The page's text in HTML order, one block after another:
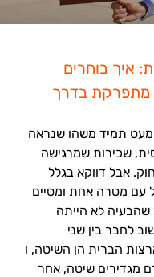
איך בוחרים
בדרך
תמיד משהו שנראה
שכירות שמרגישה
אבל דווקא בגלל
מטרה אחת ומסיים
לא הייתה
לחבר בין שני
הברית הן השיטה, ו
מגדירים שיטה, אחר